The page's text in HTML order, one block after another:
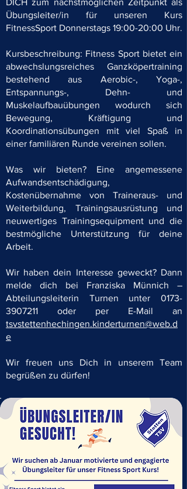
DICH zum nächstmöglichen Zeitpunkt als
Übungsleiter/in für unseren Kurs
FitnessSport Donnerstags 19:00-20:00 Uhr.
Kursbeschreibung: Fitness Sport bietet ein
abwechslungsreiches Ganzköpertraining
bestehend aus Aerobic-, Yoga-,
Entspannungs-, Dehn- und
Muskelaufbauübungen wodurch sich
Bewegung, Kräftigung und
Koordinationsübungen mit viel Spaß in
einer familiären Runde vereinen sollen.
Was wir bieten? Eine angemessene
Aufwandsentschädigung,
Kostenübernahme von Traineraus- und
Weiterbildung, Trainingsausrüstung und
neuwertiges Trainingsequipment und die
bestmögliche Unterstützung für deine
Arbeit.
Wir haben dein Interesse geweckt? Dann
melde dich bei Franziska Münnich –
Abteilungsleiterin Turnen unter 0173-
3907211 oder per E-Mail an
tsvstettenhechingen.kinderturnen@web.d
e
Wir freuen uns Dich in unserem Team
begrüßen zu dürfen!